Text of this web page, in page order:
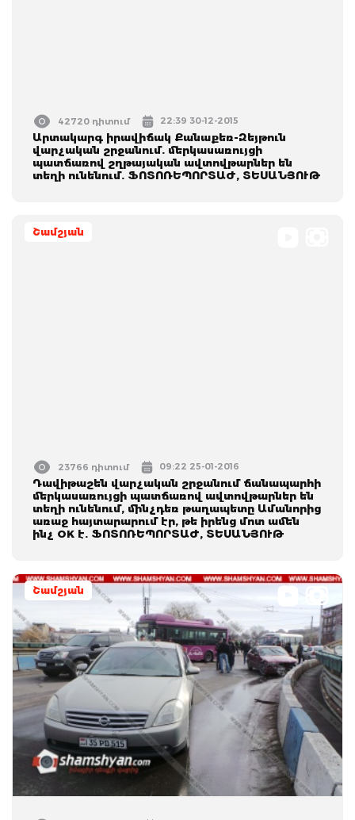
42720 դիտում 22:39 30-12-2015
Արտակարգ իրավիճակ Քանաքեռ-Զեյթուն
վարչական շրջանում. մերկասառույցի
պատճառով շղթայական ավտովթարներ են
տեղի ունենում. ՖՈՏՈՌԵՊՈՐՏԱԺ, ՏԵՍԱՆՅՈՒԹ
Շամշյան
23766 դիտում 09:22 25-01-2016
Դավիթաշեն վարչական շրջանում ճանապարհի
մերկասառույցի պատճառով ավտովթարներ են
տեղի ունենում, մինչդեռ թաղապետը Ամանորից
առաջ հայտարարում էր, թե իրենց մոտ ամեն
ինչ OK է. ՖՈՏՈՌԵՊՈՐՏԱԺ, ՏԵՍԱՆՅՈՒԹ
Շամշյան